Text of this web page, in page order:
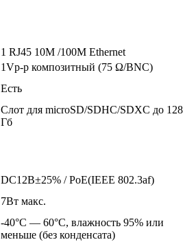
1 RJ45 10M /100M Ethernet
1Vp-p композитный (75 Ω/BNC)
Есть
Слот для microSD/SDHC/SDXC до 128
Гб
DC12В±25% / PoE(IEEE 802.3af)
7Вт макс.
-40°С — 60°С, влажность 95% или
меньше (без конденсата)